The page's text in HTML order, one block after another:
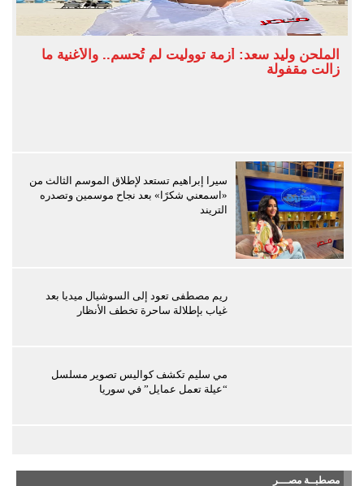
الملحن وليد سعد: أزمة تووليت لم تُحسم.. والأغنية ما
زالت مقفولة
سيرا إبراهيم تستعد لإطلاق الموسم الثالث من
«اسمعني شكرًا» بعد نجاح موسمين وتصدره
التريند
ريم مصطفى تعود إلى السوشيال ميديا بعد
غياب بإطلالة ساحرة تخطف الأنظار
مي سليم تكشف كواليس تصوير مسلسل
“عيلة تعمل عمايل” في سوريا
مصطبــة مصـــر